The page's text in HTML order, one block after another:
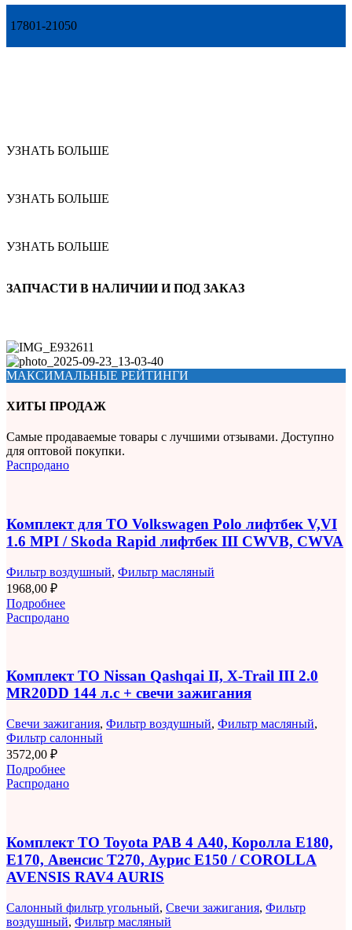
17801-21050
УЗНАТЬ БОЛЬШЕ
УЗНАТЬ БОЛЬШЕ
УЗНАТЬ БОЛЬШЕ
ЗАПЧАСТИ В НАЛИЧИИ И ПОД ЗАКАЗ
МАКСИМАЛЬНЫЕ РЕЙТИНГИ
ХИТЫ ПРОДАЖ
Самые продаваемые товары с лучшими отзывами. Доступно
для оптовой покупки.
Распродано
Комплект для ТО Volkswagen Polo лифтбек V,VI
1.6 MPI / Skoda Rapid лифтбек III CWVB, CWVA
Фильтр воздушный, Фильтр масляный
1968,00 ₽
Подробнее
Распродано
Комплект ТО Nissan Qashqai II, X-Trail III 2.0
MR20DD 144 л.с + свечи зажигания
Свечи зажигания, Фильтр воздушный, Фильтр масляный,
Фильтр салонный
3572,00 ₽
Подробнее
Распродано
Комплект ТО Toyota РАВ 4 A40, Королла E180,
E170, Авенсис T270, Аурис E150 / COROLLA
AVENSIS RAV4 AURIS
Салонный фильтр угольный, Свечи зажигания, Фильтр
воздушный, Фильтр масляный